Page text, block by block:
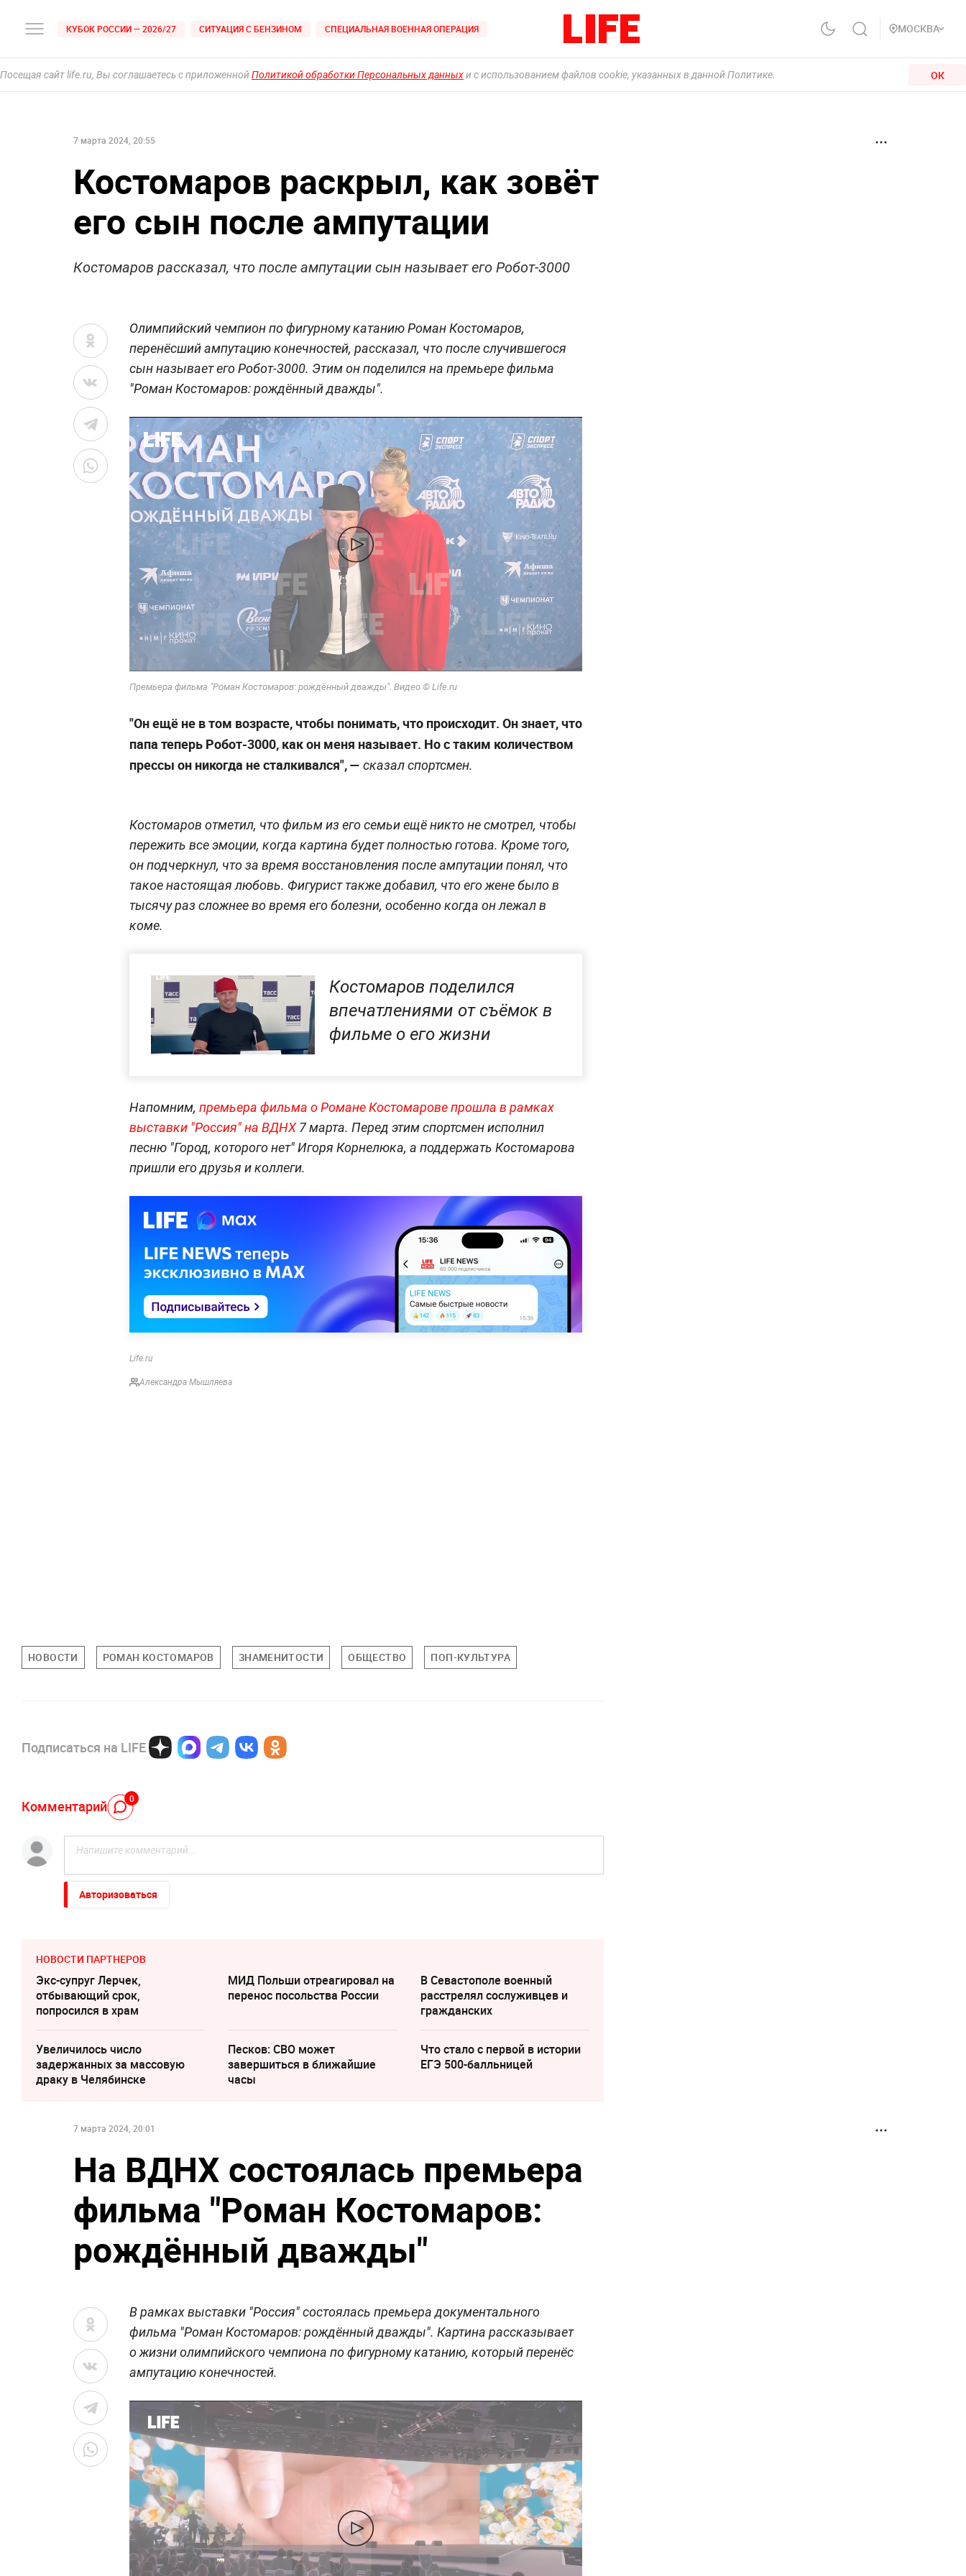
КУБОК РОССИИ — 2026/27 СИТУАЦИЯ С БЕНЗИНОМ СПЕЦИАЛЬНАЯ ВОЕННАЯ ОПЕРАЦИЯ МОСКВА
Посещая сайт life.ru, Вы соглашаетесь с приложеннойПолитикой обработки Персональных данныхи с использованием файлов cookie, указанных в данной Политике. ОК
7 марта 2024, 20:55
Костомаров раскрыл, как зовёт
его сын после ампутации
Костомаров рассказал, что после ампутации сын называет его Робот-3000
Олимпийский чемпион по фигурному катанию Роман Костомаров,
перенёсший ампутацию конечностей, рассказал, что после случившегося
сын называет его Робот-3000. Этим он поделился на премьере фильма
"Роман Костомаров: рождённый дважды".
Премьера фильма "Роман Костомаров: рождённый дважды". Видео © Life.ru
"Он ещё не в том возрасте, чтобы понимать, что происходит. Он знает, что
папа теперь Робот-3000, как он меня называет. Но с таким количеством
прессы он никогда не сталкивался", — сказал спортсмен.
Костомаров отметил, что фильм из его семьи ещё никто не смотрел, чтобы
пережить все эмоции, когда картина будет полностью готова. Кроме того,
он подчеркнул, что за время восстановления после ампутации понял, что
такое настоящая любовь. Фигурист также добавил, что его жене было в
тысячу раз сложнее во время его болезни, особенно когда он лежал в
коме.
Костомаров поделился
впечатлениями от съёмок в
фильме о его жизни
Напомним, премьера фильма о Романе Костомарове прошла в рамках
выставки "Россия" на ВДНХ7 марта. Перед этим спортсмен исполнил
песню "Город, которого нет" Игоря Корнелюка, а поддержать Костомарова
пришли его друзья и коллеги.
Life.ru
Александра Мышляева
НОВОСТИ РОМАН КОСТОМАРОВ ЗНАМЕНИТОСТИ ОБЩЕСТВО ПОП-КУЛЬТУРА
Подписаться на LIFE
Комментарий 0
Авторизоваться
НОВОСТИ ПАРТНЕРОВ
Экс-супруг Лерчек,
отбывающий срок,
попросился в храм
МИД Польши отреагировал на
перенос посольства России
В Севастополе военный
расстрелял сослуживцев и
гражданских
Увеличилось число
задержанных за массовую
драку в Челябинске
Песков: СВО может
завершиться в ближайшие
часы
Что стало с первой в истории
ЕГЭ 500-балльницей
7 марта 2024, 20:01
На ВДНХ состоялась премьера
фильма "Роман Костомаров:
рождённый дважды"
В рамках выставки "Россия" состоялась премьера документального
фильма "Роман Костомаров: рождённый дважды". Картина рассказывает
о жизни олимпийского чемпиона по фигурному катанию, который перенёс
ампутацию конечностей.